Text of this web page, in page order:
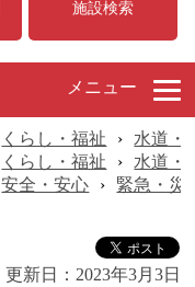
施設検索
メニュー
くらし・福祉 ›
水道・
くらし・福祉 ›
水道・
安全・安心 › 緊急・災
更新日： 2023年3月3日